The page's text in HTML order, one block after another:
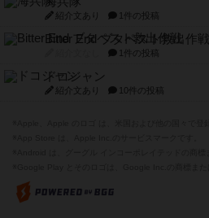
紹介文あり 1件の投稿
Bitter End ブタペスト救出作戦
1件の投稿
ドコジャン
紹介文あり 10件の投稿